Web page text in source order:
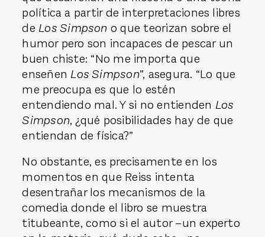
política a partir de interpretaciones libres
de Los Simpson o que teorizan sobre el
humor pero son incapaces de pescar un
buen chiste: “No me importa que
enseñen Los Simpson”, asegura. “Lo que
me preocupa es que lo estén
entendiendo mal. Y si no entienden Los
Simpson, ¿qué posibilidades hay de que
entiendan de física?”
No obstante, es precisamente en los
momentos en que Reiss intenta
desentrañar los mecanismos de la
comedia donde el libro se muestra
titubeante, como si el autor –un experto